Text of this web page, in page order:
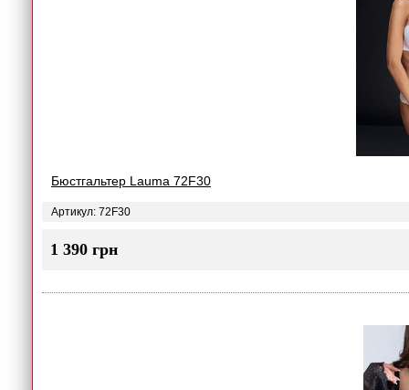
Бюстгальтер Lauma 72F30
Артикул: 72F30
1 390 грн